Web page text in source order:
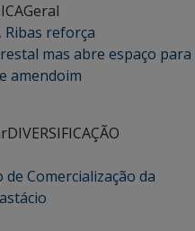
Geral
Ribas reforça
mas abre espaço para
amendoim
DIVERSIFICAÇÃO
Comercialização da